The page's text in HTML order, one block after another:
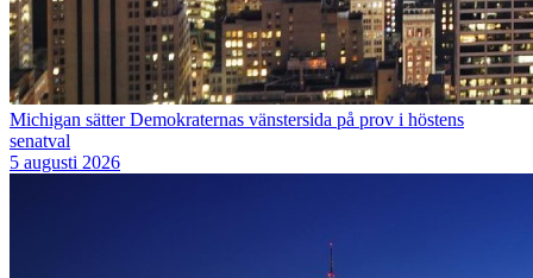
Michigan sätter Demokraternas vänstersida på prov i höstens
senatval
5 augusti 2026